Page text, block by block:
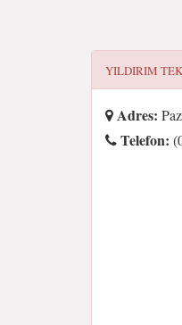
YILDIRIM
Adres:
Telefon: